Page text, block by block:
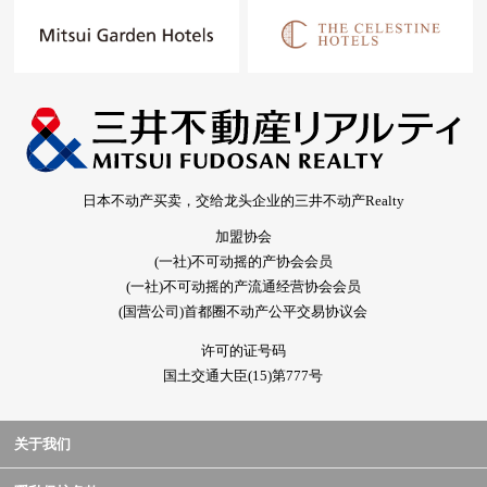
日本不动产买卖，交给龙头企业的三井不动产Realty
加盟协会
(一社)不可动摇的产协会会员
(一社)不可动摇的产流通经营协会会员
(国营公司)首都圈不动产公平交易协议会
许可的证号码
国土交通大臣(15)第777号
关于我们